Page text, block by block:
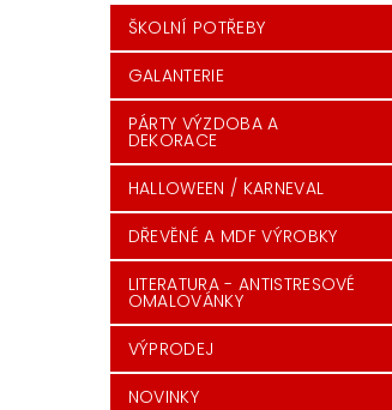
ŠKOLNÍ POTŘEBY
GALANTERIE
PÁRTY VÝZDOBA A
DEKORACE
HALLOWEEN / KARNEVAL
DŘEVĚNÉ A MDF VÝROBKY
LITERATURA - ANTISTRESOVÉ
OMALOVÁNKY
VÝPRODEJ
NOVINKY